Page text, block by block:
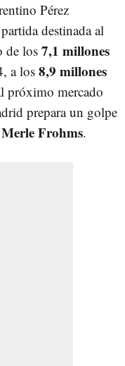
Pérez
destinada al
de los 7,1 millones
a los 8,9 millones
próximo mercado
prepara un golpe
Merle Frohms.